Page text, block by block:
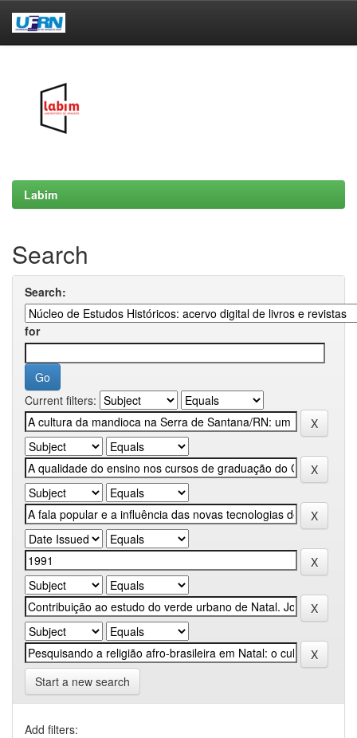
Labim
Search
Search:
for
Current filters:
Start a new search
Add filters: